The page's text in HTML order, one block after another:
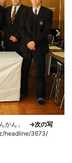
かん」 →次の写
headline/3673/